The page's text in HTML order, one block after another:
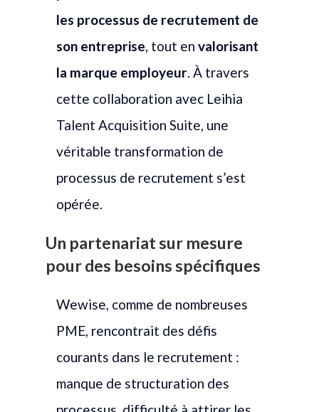
les processus de recrutement de
son entreprise, tout en valorisant
la marque employeur. À travers
cette collaboration avec Leihia
Talent Acquisition Suite, une
véritable transformation de
processus de recrutement s’est
opérée.
Un partenariat sur mesure
pour des besoins spécifiques
Wewise, comme de nombreuses
PME, rencontrait des défis
courants dans le recrutement :
manque de structuration des